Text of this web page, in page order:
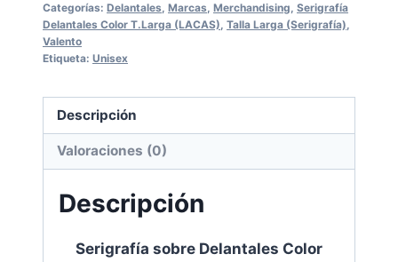
Categorías: Delantales, Marcas, Merchandising, Serigrafía
Delantales Color T.Larga (LACAS), Talla Larga (Serigrafía),
Valento
Etiqueta: Unisex
Descripción
Valoraciones (0)
Descripción
Serigrafía sobre Delantales Color